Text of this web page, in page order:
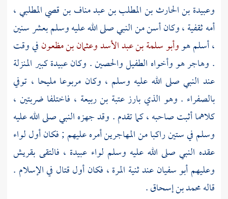
وعبيدة بن الحارث بن المطلب بن عبد مناف بن قصي المطلبي ،
أمه ثقفية ، وكان أسن من النبي صلى الله عليه وسلم بعشر سنين
، أسلم هووأبو سلمة بن عبد الأسدوعثمان بن مظعونفي وقت
. وهاجر هو وأخواه الطفيلوالحصين. وكانعبيدةكبير المنزلة
عند النبي صلى الله عليه وسلم ، وكان مربوعامليحا ، توفي
بالصفراء . وهو الذي بارزعتبة بن ربيعة ، فاختلفا ضربتين ،
كلاهما أثبت صاحبه ، كما تقدم . وقد جهزه النبي صلى الله عليه
وسلم في ستين راكبا منالمهاجرينأمره عليهم ; فكان أول لواء
عقده النبي صلى الله عليه وسلم لواء عبيدة ، فالتقى بقريش
وعليهمأبو سفيانعندثنية المرة ، فكان أول قتال في الإسلام .
قالهمحمد بن إسحاق.